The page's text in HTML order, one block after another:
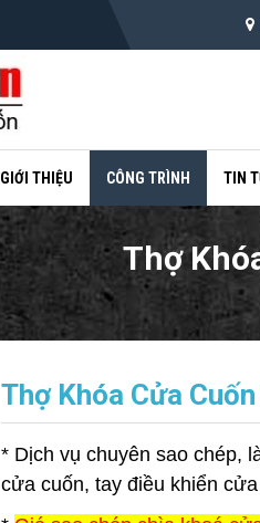
GIỚI THIỆU CÔNG TRÌNH TIN
Thợ
Thợ Khóa Cửa
* Dịch vụ chuyên sao chép,
cửa cuốn, tay điều khiển